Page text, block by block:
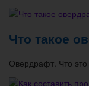
Что такое
Овердрафт. Что